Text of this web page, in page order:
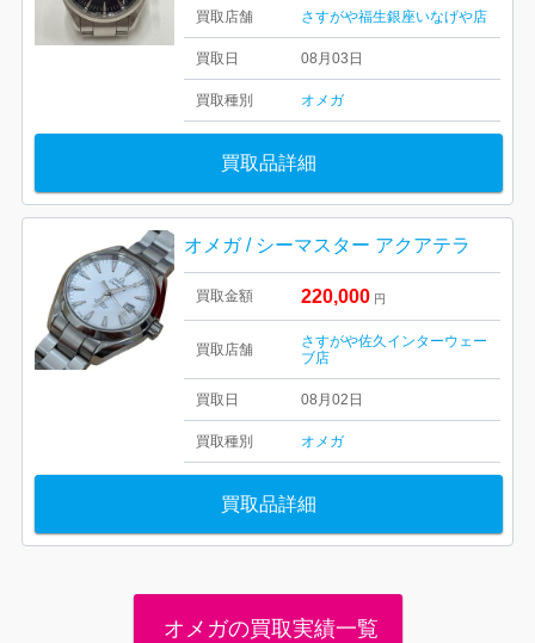
買取店舗 さすがや福生銀座いなげや店
買取日 08月03日
買取種別 オメガ
買取品詳細
オメガ / シーマスター アクアテラ
買取金額 220,000 円
買取店舗
さすがや佐久インターウェー
ブ店
買取日 08月02日
買取種別 オメガ
買取品詳細
オメガの買取実績一覧